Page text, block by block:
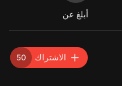
أبلغ عن
الاشتراك 50